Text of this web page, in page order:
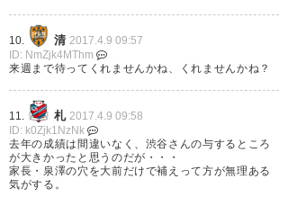
— 炎のトラック運転手 「真夜中
の狂人」 (Trucker_of_Fire)
2017, 4月 8
仮に渋谷監督続投なら、キチン
と戦術の立てられる参謀長を入
10. 清 2017.4.9 09:57
ID: NmZjk4MThm
来週まで待ってくれませんかね、くれませんかね？
11. 札 2017.4.9 09:58
ID: k0Zjk1NzNk
去年の成績は間違いなく、渋谷さんの与するところ
が大きかったと思うのだが・・・
家長・泉澤の穴を大前だけで補えって方が無理ある
気がする。